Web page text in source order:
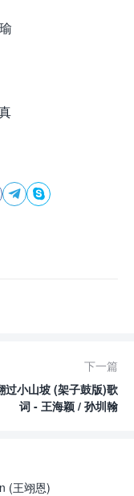
 
下一篇
过小山坡 (架子鼓版)歌
词 - 王海颖 / 孙圳翰
(王翊恩)